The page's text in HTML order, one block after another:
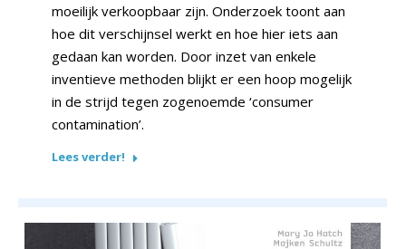
moeilijk verkoopbaar zijn. Onderzoek toont aan
hoe dit verschijnsel werkt en hoe hier iets aan
gedaan kan worden. Door inzet van enkele
inventieve methoden blijkt er een hoop mogelijk
in de strijd tegen zogenoemde ‘consumer
contamination’.
Lees verder!